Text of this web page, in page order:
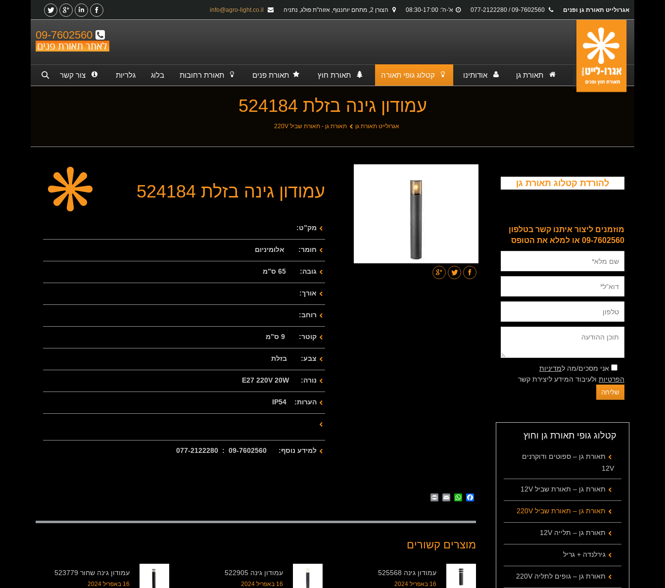
אגרולייט תאורת גן ופנים א'-ה': 08:30-17:00 הצורן 2, מתחם יוחננוף, אזוה''ת פולג, נתניה
תאורת גן אודותינו קטלוג גופי תאורה תאורת חוץ תאורת פנים תאורת רחובות בלוג גלריות צור קשר
עמודון גינה בזלת 524184
אגרולייט תאורת גן תאורת גן - תאורת שביל 220V
עמודון גינה בזלת 524184
מק”ט:
חומר: אלומיניום
גובה: 65 ס”מ
אורך:
רוחב:
קוטר: 9 ס”מ
צבע: בזלת
נורה: E27 220V 20W
הערות: IP54
למידע נוסף: 09-7602560 : 077-2122280
Facebook
WhatsApp
Email
מוצרים קשורים
עמודון גינה 525568
16 באפריל 2024
עמודון גינה 522905
16 באפריל 2024
עמודון גינה שחור 523779
16 באפריל 2024
להורדת קטלוג תאורת גן
מוזמנים ליצור איתנו קשר בטלפון
09-7602560 או למלא את הטופס
אני מסכים/מה למדיניות
הפרטיות ולעיבוד המידע ליצירת קשר
קטלוג גופי תאורת גן וחוץ
תאורת גן – ספוטים ודוקרנים
12V
תאורת גן – תאורת שביל 12V
תאורת גן – תאורת שביל 220V
תאורת גן – תלייה 12V
גירלנדה + גריל
תאורת גן – גופים לתליה 220V